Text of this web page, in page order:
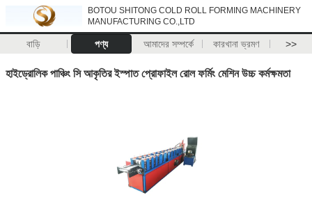
BOTOU SHITONG COLD ROLL FORMING MACHINERY
MANUFACTURING CO.,LTD
বাড়ি পণ্য আমাদের সম্পর্কে কারখানা ভ্রমণ >>
হাইড্রোলিক পাঞ্চিং সি আকৃতির ইস্পাত প্রোফাইল রোল ফর্মিং মেশিন উচ্চ কর্মক্ষমতা